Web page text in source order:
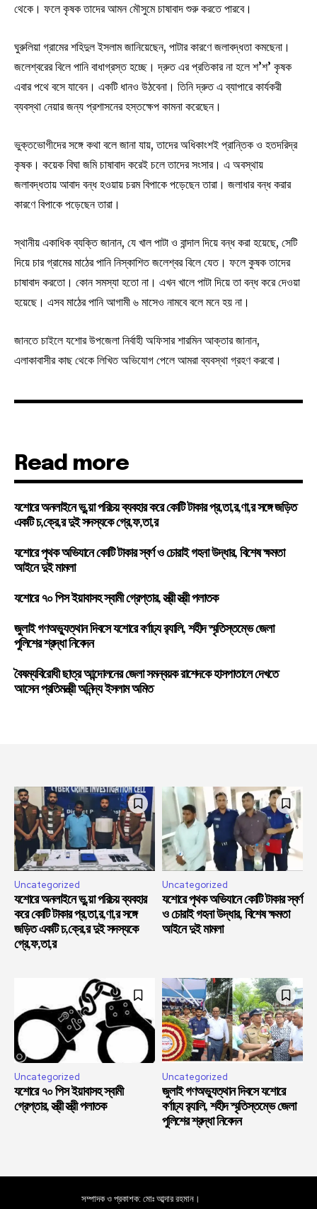
থেকে। ফলে কৃষক তাদের আমন মৌসুমে চাষাবাদ শুরু করতে পারবে।
ঘুরুলিয়া গ্রামের শহিদুল ইসলাম জানিয়েছেন, পাটার কারণে জলাবদ্ধতা কমছেনা।
জলেশ্বরের বিলে পানি বাধাগ্রস্ত হচ্ছে। দ্রুত এর প্রতিকার না হলে শ’শ’ কৃষক
এবার পথে বসে যাবেন। একটি ধানও উঠবেনা। তিনি দ্রুত এ ব্যাপারে কার্যকরী
ব্যবস্থা নেয়ার জন্য প্রশাসনের হস্তক্ষেপ কামনা করেছেন।
ভুক্তভোগীদের সঙ্গে কথা বলে জানা যায়, তাদের অধিকাংশই প্রান্তিক ও হতদরিদ্র
কৃষক। কয়েক বিঘা জমি চাষাবাদ করেই চলে তাদের সংসার। এ অবস্থায়
জলাবদ্ধতায় আবাদ বন্ধ হওয়ায় চরম বিপাকে পড়েছেন তারা। জলাধার বন্ধ করার
কারণে বিপাকে পড়েছেন তারা।
স্থানীয় একাধিক ব্যক্তি জানান, যে খাল পাটা ও বান্দাল দিয়ে বন্ধ করা হয়েছে, সেটি
দিয়ে চার গ্রামের মাঠের পানি নিস্কাশিত জলেশ্বর বিলে যেত। ফলে কুষক তাদের
চাষাবাদ করতো। কোন সমস্যা হতো না। এখন খালে পাটা দিয়ে তা বন্ধ করে দেওয়া
হয়েছে। এসব মাঠের পানি আগামী ৬ মাসেও নামবে বলে মনে হয় না।
জানতে চাইলে যশোর উপজেলা নির্বাহী অফিসার শারমিন আক্তার জানান,
এলাকাবাসীর কাছ থেকে লিখিত অভিযোগ পেলে আমরা ব্যবস্থা গ্রহণ করবো।
Read more
যশোরে অনলাইনে ভু,য়া পরিচয় ব্যবহার করে কোটি টাকার প্র,তা,র,ণা,র সঙ্গে জড়িত
একটি চ,ক্রে,র দুই সদস্যকে গ্রে,ফ,তা,র
যশোরে পৃথক অভিযানে কোটি টাকার স্বর্ণ ও চোরাই গহনা উদ্ধার, বিশেষ ক্ষমতা
আইনে দুই মামলা
যশোরে ৭০ পিস ইয়াবাসহ স্বামী গ্রেপ্তার, স্ত্রী স্ত্রী পলাতক
জুলাই গণঅভ্যুত্থান দিবসে যশোরে বর্ণাঢ্য র‍্যালি, শহীদ স্মৃতিস্তম্ভে জেলা
পুলিশের শ্রদ্ধা নিবেদন
বৈষম্যবিরোধী ছাত্র আন্দোলনের জেলা সমন্বয়ক রাশেদকে হাসপাতালে দেখতে
আসেন প্রতিমন্ত্রী অনিন্দ্য ইসলাম অমিত
Uncategorized
যশোরে অনলাইনে ভু,য়া পরিচয় ব্যবহার
করে কোটি টাকার প্র,তা,র,ণা,র সঙ্গে
জড়িত একটি চ,ক্রে,র দুই সদস্যকে
গ্রে,ফ,তা,র
Uncategorized
যশোরে পৃথক অভিযানে কোটি টাকার স্বর্ণ
ও চোরাই গহনা উদ্ধার, বিশেষ ক্ষমতা
আইনে দুই মামলা
Uncategorized
যশোরে ৭০ পিস ইয়াবাসহ স্বামী
গ্রেপ্তার, স্ত্রী স্ত্রী পলাতক
Uncategorized
জুলাই গণঅভ্যুত্থান দিবসে যশোরে
বর্ণাঢ্য র‍্যালি, শহীদ স্মৃতিস্তম্ভে জেলা
পুলিশের শ্রদ্ধা নিবেদন
সম্পাদক ও প্রকাশক: মোঃ আব্দার রহমান।